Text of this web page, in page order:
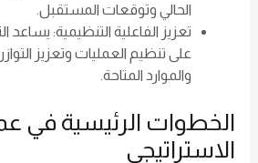
الحالي وتوقعات المستقبل.
تعزيز الفاعلية التنظيمية: يساعد
على تنظيم العمليات وتعزيز
والموارد المتاحة.
الخطوات الرئيسية في
الاستراتيجي